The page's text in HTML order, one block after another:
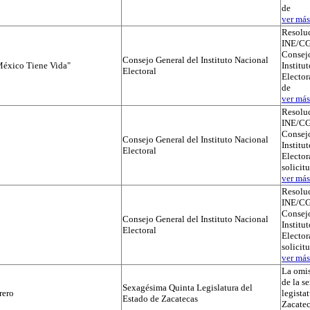
de
ver
Tiene Vida"
Consejo General del Instituto Nacional
Electoral
INE/
de
ver
Consejo General del Instituto Nacional
Electoral
INE/
ver
Consejo General del Instituto Nacional
Electoral
INE/
ver
Sexagésima Quinta Legislatura del
Estado de Zacatecas
La
de la